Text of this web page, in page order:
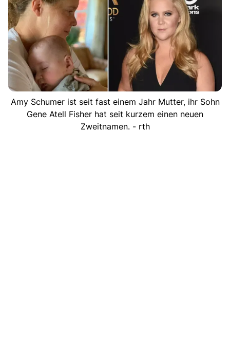
Amy Schumer ist seit fast einem Jahr Mutter, ihr Sohn
Gene Atell Fisher hat seit kurzem einen neuen
Zweitnamen. - rth